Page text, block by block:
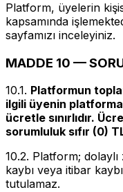
Platform, üyelerin
kapsamında
sayfamızı inceleyiniz.
MADDE 10 —
10.1. Platformun
ilgili üyenin
ücretle sınırlıdır.
sorumluluk sıfır (0)
10.2. Platform;
kaybı veya itibar
tutulamaz.